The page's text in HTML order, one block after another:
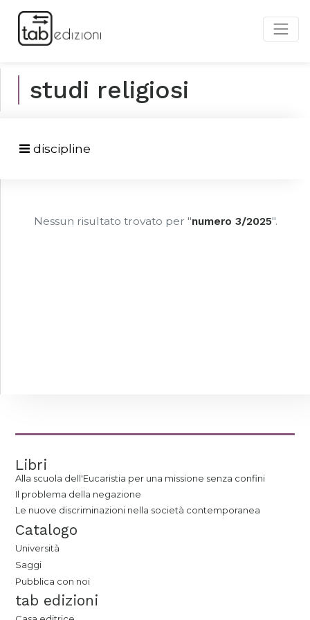
studi religiosi
discipline
Nessun risultato trovato per "numero 3/2025".
Libri
Alla scuola dell'Eucaristia per una missione senza confini
Il problema della negazione
Le nuove discriminazioni nella società contemporanea
Catalogo
Università
Saggi
Pubblica con noi
tab edizioni